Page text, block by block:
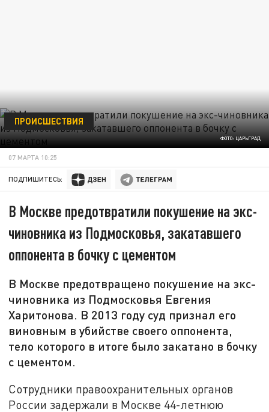
ФОТО: ЦАРЬГРАД
ПРОИСШЕСТВИЯ
07 МАРТА 10:25
ПОДПИШИТЕСЬ:
В Москве предотвратили покушение на экс-
чиновника из Подмосковья, закатавшего
оппонента в бочку с цементом
В Москве предотвращено покушение на экс-
чиновника из Подмосковья Евгения
Харитонова. В 2013 году суд признал его
виновным в убийстве своего оппонента,
тело которого в итоге было закатано в бочку
с цементом.
Сотрудники правоохранительных органов
России задержали в Москве 44-летнюю